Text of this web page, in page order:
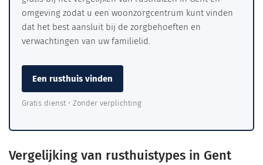
omgeving zodat u een woonzorgcentrum kunt vinden
dat het best aansluit bij de zorgbehoeften en
verwachtingen van uw familielid.
Een rusthuis vinden
Gratis dienst • Zonder verplichting
Vergelijking van rusthuistypes in Gent